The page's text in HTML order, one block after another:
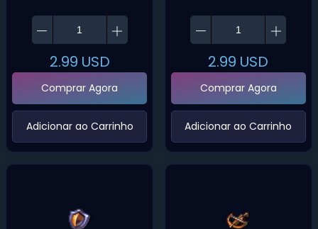
2.99 USD
Comprar Agora
‌Adicionar ao Carrinho‌
2.99 USD
Comprar Agora
‌Adicionar ao Carrinho‌